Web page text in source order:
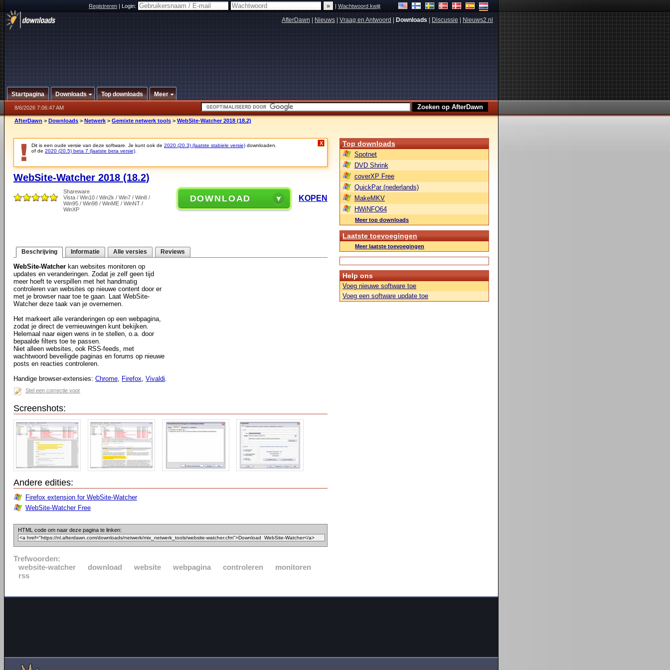
Registreren|Login: |Wachtwoord kwijt
AfterDawn Nieuws Vraag en Antwoord Downloads Discussie Nieuws2.nl
Startpagina Downloads Top downloads Meer
8/6/2026 7:06:47 AM
AfterDawn > Downloads > Netwerk > Gemixte netwerk tools > WebSite-Watcher 2018 (18.2)
Dit is een oude versie van deze software. Je kunt ook de 2020 (20.3) (laatste stabiele versie) downloaden.
of de 2020 (20.5) beta 7 (laatste beta versie)
X
WebSite-Watcher 2018 (18.2)
Shareware
Vista / Win10 / Win2k / Win7 / Win8 /
Win95 / Win98 / WinME / WinNT /
WinXP
DOWNLOAD KOPEN
Beschrijving Informatie Alle versies Reviews
WebSite-Watcher kan websites monitoren op
updates en veranderingen. Zodat je zelf geen tijd
meer hoeft te verspillen met het handmatig
controleren van websites op nieuwe content door er
met je browser naar toe te gaan. Laat WebSite-
Watcher deze taak van je overnemen.
Het markeert alle veranderingen op een webpagina,
zodat je direct de vernieuwingen kunt bekijken.
Helemaal naar eigen wens in te stellen, o.a. door
bepaalde filters toe te passen.
Niet alleen websites, ook RSS-feeds, met
wachtwoord beveiligde paginas en forums op nieuwe
posts en reacties controleren.
Handige browser-extensies: Chrome, Firefox, Vivaldi.
Stel een correctie voor
Screenshots:
Andere edities:
Firefox extension for WebSite-Watcher
WebSite-Watcher Free
HTML code om naar deze pagina te linken:
Trefwoorden:
website-watcher
download website webpagina controleren
monitoren
rss
Top downloads
Spotnet
DVD Shrink
coverXP Free
QuickPar (nederlands)
MakeMKV
HWiNFO64
Meer top downloads
Laatste toevoegingen
Meer laatste toevoegingen
Help ons
Voeg nieuwe software toe
Voeg een software update toe